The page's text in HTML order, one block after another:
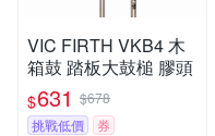
VIC FIRTH VKB4 木
箱鼓 踏板大鼓槌 膠頭
$631 $678
挑戰低價
券